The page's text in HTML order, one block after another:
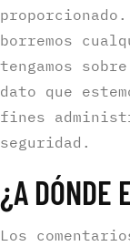
borremos
tengamos
dato que
fines
seguridad.
¿A DÓNDE
Los